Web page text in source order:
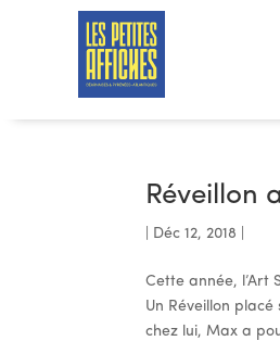
Réveillon
Déc 12, 2018
Cette année, l’Art
Un Réveillon
chez lui, Max a